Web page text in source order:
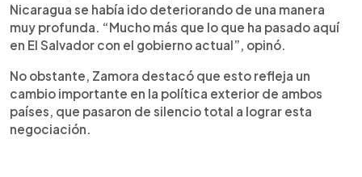
Nicaragua se había ido deteriorando de una manera
muy profunda. “Mucho más que lo que ha pasado aquí
en El Salvador con el gobierno actual”, opinó.
No obstante, Zamora destacó que esto refleja un
cambio importante en la política exterior de ambos
países, que pasaron de silencio total a lograr esta
negociación.